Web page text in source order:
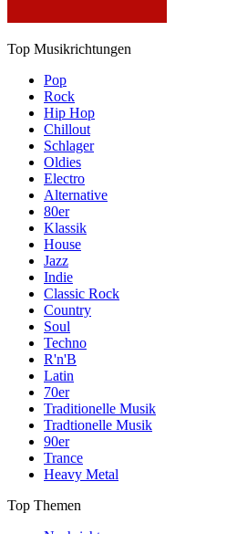
Top Musikrichtungen
Pop
Rock
Hip Hop
Chillout
Schlager
Oldies
Electro
Alternative
80er
Klassik
House
Jazz
Indie
Classic Rock
Country
Soul
Techno
R'n'B
Latin
70er
Traditionelle Musik
Tradtionelle Musik
90er
Trance
Heavy Metal
Top Themen